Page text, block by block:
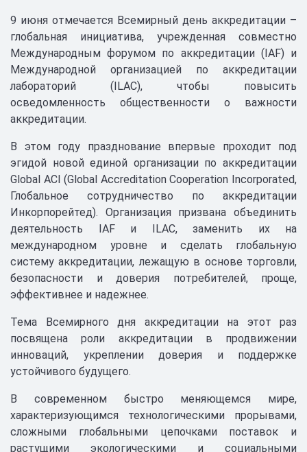
9 июня отмечается Всемирный день аккредитации –
глобальная инициатива, учрежденная совместно
Международным форумом по аккредитации (IAF) и
Международной организацией по аккредитации
лабораторий (ILAC), чтобы повысить
осведомленность общественности о важности
аккредитации.
В этом году празднование впервые проходит под
эгидой новой единой организации по аккредитации
Global ACI (Global Accreditation Cooperation Incorporated,
Глобальное сотрудничество по аккредитации
Инкорпорейтед). Организация призвана объединить
деятельность IAF и ILAC, заменить их на
международном уровне и сделать глобальную
систему аккредитации, лежащую в основе торговли,
безопасности и доверия потребителей, проще,
эффективнее и надежнее.
Тема Всемирного дня аккредитации на этот раз
посвящена роли аккредитации в продвижении
инноваций, укреплении доверия и поддержке
устойчивого будущего.
В современном быстро меняющемся мире,
характеризующимся технологическими прорывами,
сложными глобальными цепочками поставок и
растущими экологическими и социальными